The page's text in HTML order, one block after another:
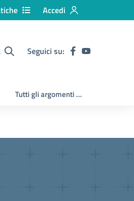
Accedi
Seguici su:
Tutti gli argomenti ...